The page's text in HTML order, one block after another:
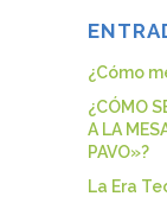
¿Cómo
¿CÓMO
A LA
PAVO»?
La Era